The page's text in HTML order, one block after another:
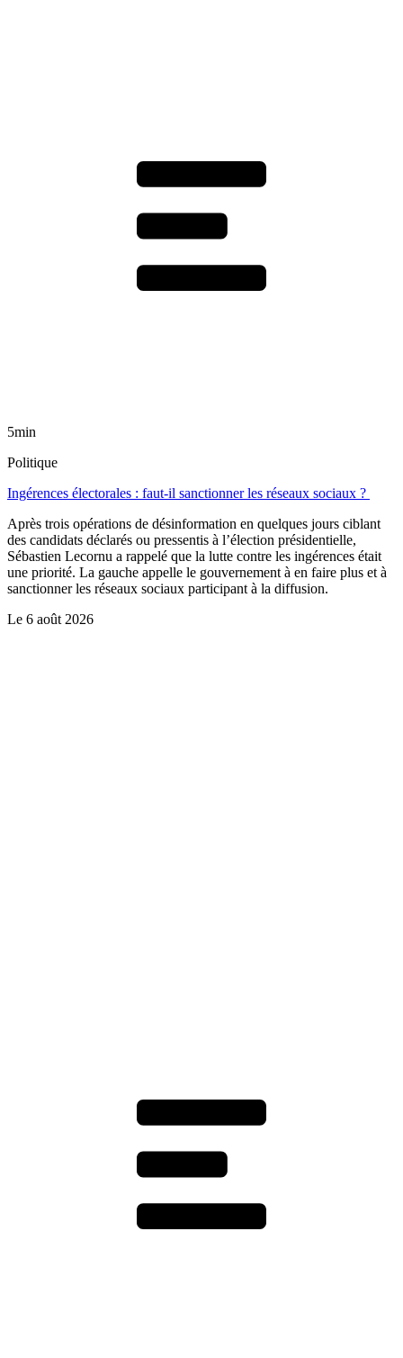
5min
Politique
Ingérences électorales : faut-il sanctionner les réseaux sociaux ?
Après trois opérations de désinformation en quelques jours ciblant
des candidats déclarés ou pressentis à l’élection présidentielle,
Sébastien Lecornu a rappelé que la lutte contre les ingérences était
une priorité. La gauche appelle le gouvernement à en faire plus et à
sanctionner les réseaux sociaux participant à la diffusion.
Le 6 août 2026